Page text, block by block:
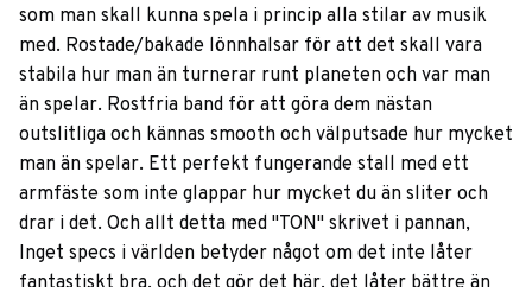
som man skall kunna spela i princip alla stilar av musik
med. Rostade/bakade lönnhalsar för att det skall vara
stabila hur man än turnerar runt planeten och var man
än spelar. Rostfria band för att göra dem nästan
outslitliga och kännas smooth och välputsade hur mycket
man än spelar. Ett perfekt fungerande stall med ett
armfäste som inte glappar hur mycket du än sliter och
drar i det. Och allt detta med "TON" skrivet i pannan,
Inget specs i världen betyder något om det inte låter